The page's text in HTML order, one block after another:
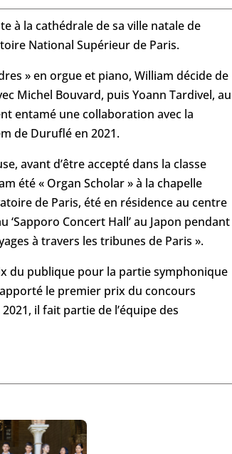
à la cathédrale de sa ville natale de
National Supérieur de Paris.
» en orgue et piano, William décide de
Michel Bouvard, puis Yoann Tardivel, au
entamé une collaboration avec la
de Duruflé en 2021.
avant d’être accepté dans la classe
été « Organ Scholar » à la chapelle
de Paris, été en résidence au centre
Concert Hall’ au Japon pendant
à travers les tribunes de Paris ».
du publique pour la partie symphonique
le premier prix du concours
il fait partie de l’équipe des